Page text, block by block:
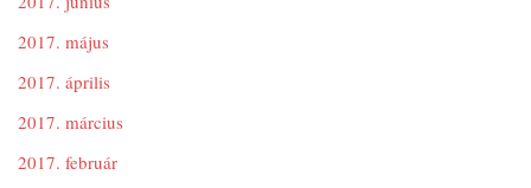
2017. május
2017. április
2017. március
2017. február